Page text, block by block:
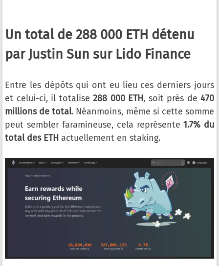
Un total de 288 000 ETH détenu
par Justin Sun sur Lido Finance
Entre les dépôts qui ont eu lieu ces derniers jours
et celui-ci, il totalise 288 000 ETH, soit près de 470
millions de total. Néanmoins, même si cette somme
peut sembler faramineuse, cela représente1.7% du
total des ETH actuellement en staking.